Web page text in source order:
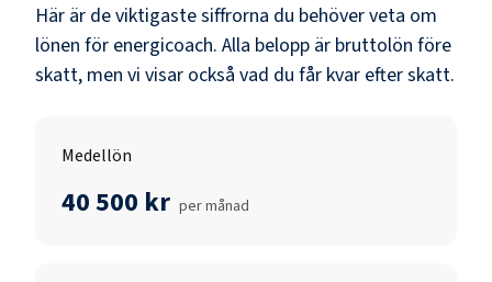
Här är de viktigaste siffrorna du behöver veta om
lönen för energicoach. Alla belopp är bruttolön före
skatt, men vi visar också vad du får kvar efter skatt.
Medellön
40 500 kr per månad